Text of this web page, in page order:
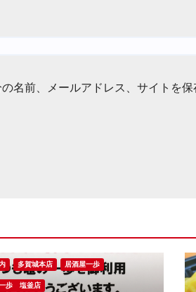
名前、メールアドレス、サイトを保
多賀城本店 居酒屋一歩
歩 塩釜店